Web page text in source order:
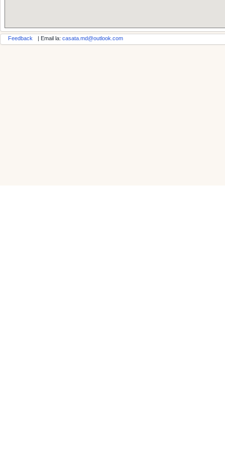
Feedback | Email la: casata.md@outlook.com